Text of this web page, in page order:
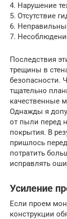
4. Нарушение
5. Отсутствие
6.
7.
Последствия
трещины в
безопасности.
тщательно
качественные
Однажды я
от пыли перед
покрытия. В
пришлось
потратить
исправлять
Усиление
Если проем
конструкции